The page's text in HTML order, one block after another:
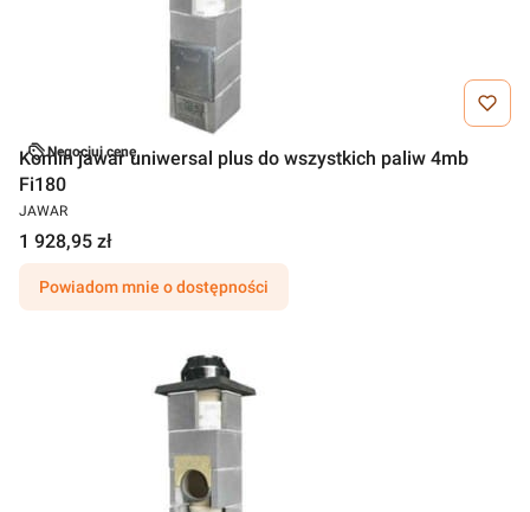
Negocjuj cenę
Komin jawar uniwersal plus do wszystkich paliw 4mb
Fi180
JAWAR
1 928,95 zł
Powiadom mnie o dostępności